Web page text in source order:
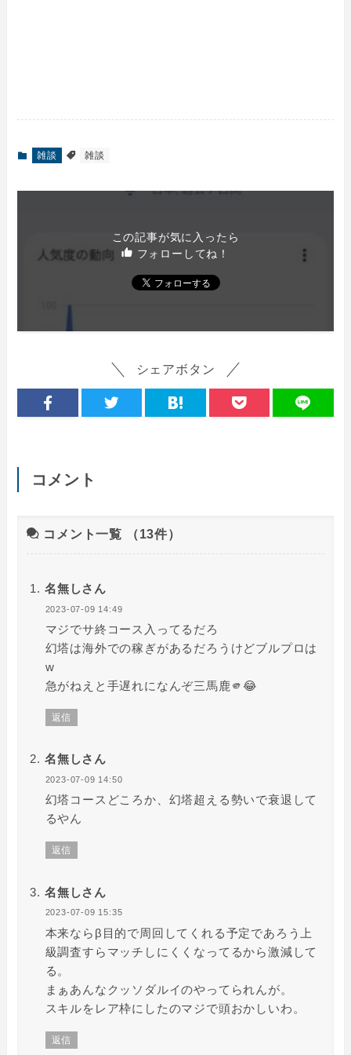
雑談 雑談
この記事が気に入ったら
フォローしてね！
シェアボタン
コメント
コメント一覧 （13件）
名無しさん
2023-07-09 14:49
マジでサ終コース入ってるだろ
幻塔は海外での稼ぎがあるだろうけどブルプロは
w
急がねえと手遅れになんぞ三馬鹿🫵😂
返信
名無しさん
2023-07-09 14:50
幻塔コースどころか、幻塔超える勢いで衰退して
るやん
返信
名無しさん
2023-07-09 15:35
本来ならβ目的で周回してくれる予定であろう上
級調査すらマッチしにくくなってるから激減して
る。
まぁあんなクッソダルイのやってられんが。
スキルをレア枠にしたのマジで頭おかしいわ。
返信